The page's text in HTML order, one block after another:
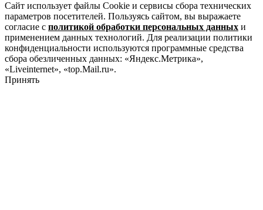
Сайт использует файлы Cookie и сервисы сбора технических
параметров посетителей. Пользуясь сайтом, вы выражаете
согласие с политикой обработки персональных данных и
применением данных технологий. Для реализации политики
конфиденциальности используются программные средства
сбора обезличенных данных: «Яндекс.Метрика»,
«Liveinternet», «top.Mail.ru».
Принять